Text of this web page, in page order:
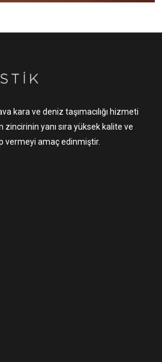
kara ve deniz taşımacılığı hizmeti
zincirinin yanı sıra yüksek kalite ve
vermeyi amaç edinmiştir.